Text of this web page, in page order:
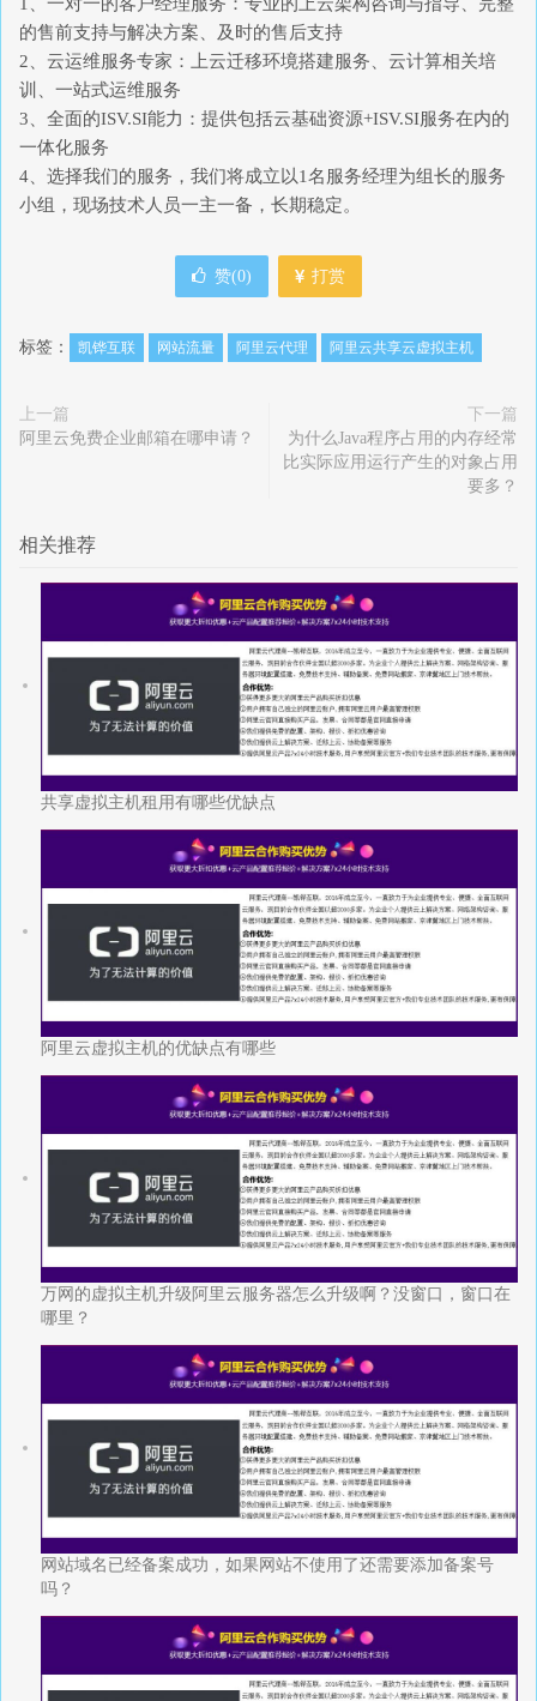
的售前支持与解决方案、及时的售后支持
2、云运维服务专家：上云迁移环境搭建服务、云计算相关培
训、一站式运维服务
3、全面的ISV.SI能力：提供包括云基础资源+ISV.SI服务在内的
一体化服务
4、选择我们的服务，我们将成立以1名服务经理为组长的服务
小组，现场技术人员一主一备，长期稳定。
赞(0) 打赏
标签： 凯铧互联 网站流量 阿里云代理 阿里云共享云虚拟主机
上一篇
阿里云免费企业邮箱在哪申请？
下一篇
为什么Java程序占用的内存经常
比实际应用运行产生的对象占用
要多？
相关推荐
共享虚拟主机租用有哪些优缺点
阿里云虚拟主机的优缺点有哪些
万网的虚拟主机升级阿里云服务器怎么升级啊？没窗口，窗口在
哪里？
网站域名已经备案成功，如果网站不使用了还需要添加备案号
吗？